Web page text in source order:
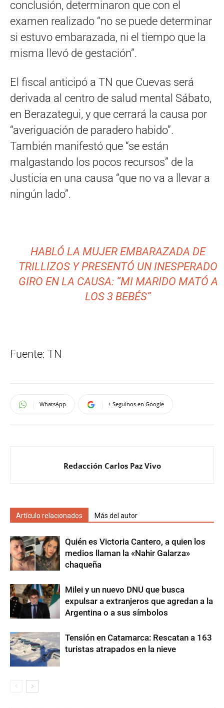
conclusión, determinaron que con el
examen realizado “no se puede determinar
si estuvo embarazada, ni el tiempo que la
misma llevó de gestación”.
El fiscal anticipó a TN que Cuevas será
derivada al centro de salud mental Sábato,
en Berazategui, y que cerrará la causa por
“averiguación de paradero habido”.
También manifestó que “se están
malgastando los pocos recursos” de la
Justicia en una causa “que no va a llevar a
ningún lado”.
HABLÓ LA MUJER EMBARAZADA DE
TRILLIZOS Y PRESENTÓ UN INESPERADO
GIRO EN LA CAUSA: “MI MARIDO MATÓ A
LOS 3 BEBÉS”
Fuente: TN
WhatsApp + Seguinos en Google
Redacción Carlos Paz Vivo
Artículo relacionados Más del autor
Quién es Victoria Cantero, a quien los
medios llaman la «Nahir Galarza»
chaqueña
Milei y un nuevo DNU que busca
expulsar a extranjeros que agredan a la
Argentina o a sus símbolos
Tensión en Catamarca: Rescatan a 163
turistas atrapados en la nieve